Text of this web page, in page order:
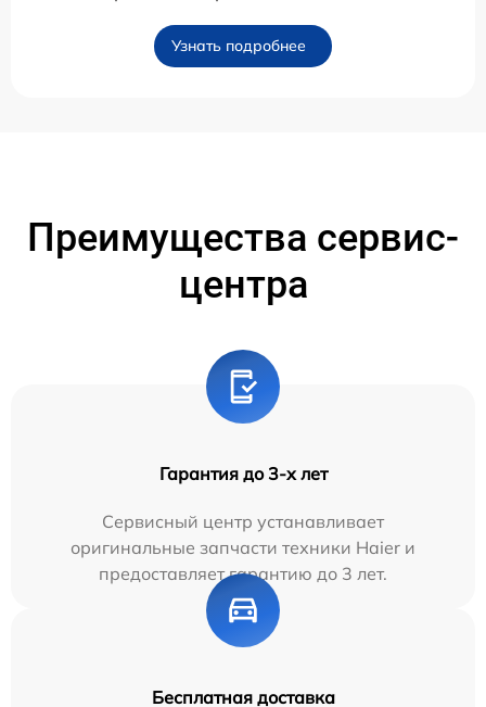
Узнать подробнее
Преимущества сервис-
центра
Гарантия до 3-х лет
Сервисный центр устанавливает
оригинальные запчасти техники Haier и
предоставляет гарантию до 3 лет.
Бесплатная доставка